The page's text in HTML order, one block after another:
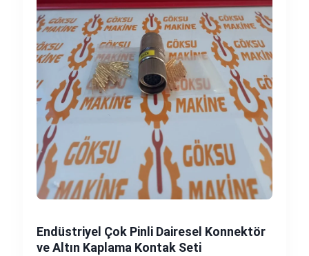
Endüstriyel Çok Pinli Dairesel Konnektör
ve Altın Kaplama Kontak Seti